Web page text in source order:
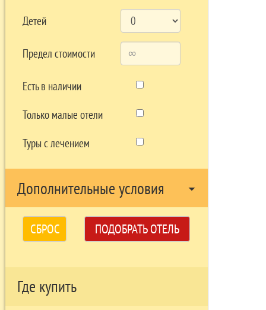
Детей
Предел стоимости
Есть в наличии
Только малые отели
Туры с лечением
Дополнительные условия arrow_drop_down
СБРОС ПОДОБРАТЬ ОТЕЛЬ
Где купить